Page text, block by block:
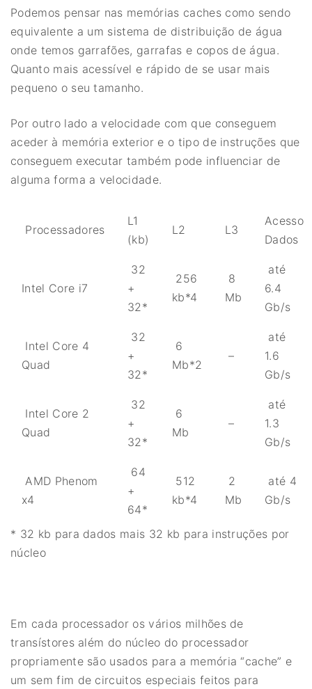
Podemos pensar nas memórias caches como sendo
equivalente a um sistema de distribuição de água
onde temos garrafões, garrafas e copos de água.
Quanto mais acessível e rápido de se usar mais
pequeno o seu tamanho.
Por outro lado a velocidade com que conseguem
aceder à memória exterior e o tipo de instruções que
conseguem executar também pode influenciar de
alguma forma a velocidade.
Processadores
L1
(kb)
L2 L3
Acesso
Dados
Intel Core i7
32
+
32*
256
kb*4
8
Mb
até
6.4
Gb/s
Intel Core 4
Quad
32
+
32*
6
Mb*2
–
até
1.6
Gb/s
Intel Core 2
Quad
32
+
32*
6
Mb
–
até
1.3
Gb/s
AMD Phenom
x4
64
+
64*
512
kb*4
2
Mb
até 4
Gb/s
* 32 kb para dados mais 32 kb para instruções por
núcleo
Em cada processador os vários milhões de
transístores além do núcleo do processador
propriamente são usados para a memória “cache” e
um sem fim de circuitos especiais feitos para